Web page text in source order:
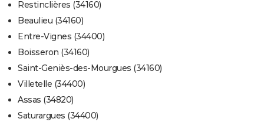
Restinclières (34160)
Beaulieu (34160)
Entre-Vignes (34400)
Boisseron (34160)
Saint-Geniès-des-Mourgues (34160)
Villetelle (34400)
Assas (34820)
Saturargues (34400)